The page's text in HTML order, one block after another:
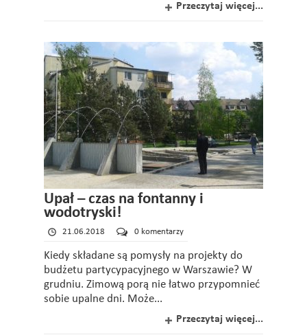
Przeczytaj więcej...
Upał – czas na fontanny i
wodotryski!
21.06.2018 0 komentarzy
Kiedy składane są pomysły na projekty do
budżetu partycypacyjnego w Warszawie? W
grudniu. Zimową porą nie łatwo przypomnieć
sobie upalne dni. Może...
Przeczytaj więcej...